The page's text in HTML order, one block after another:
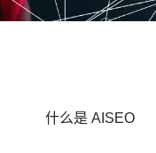
什么是 AISEO